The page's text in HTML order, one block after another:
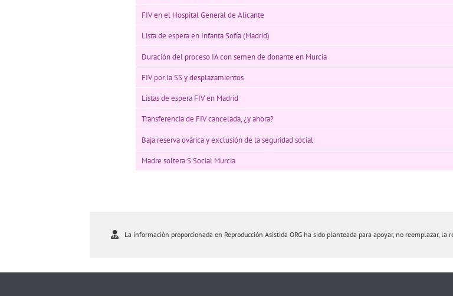
FIV en el Hospital General de Alicante
Lista de espera en Infanta Sofía (Madrid)
Duración del proceso IA con semen de donante en Murcia
FIV por la SS y desplazamientos
Listas de espera FIV en Madrid
Transferencia de FIV cancelada, ¿y ahora?
Baja reserva ovárica y exclusión de la seguridad social
Madre soltera S.Social Murcia
La información proporcionada en Reproducción Asistida ORG ha sido planteada para apoyar, no reemplazar,